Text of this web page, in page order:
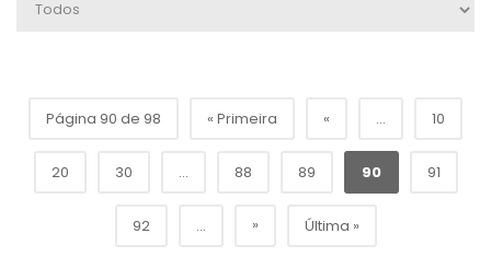
Página 90 de 98 « Primeira « ... 10
20 30 ... 88 89 90 91
92 ... » Última »